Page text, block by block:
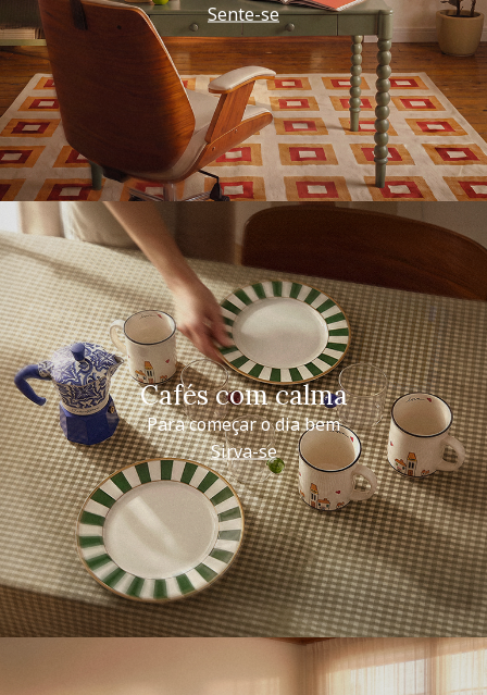
Sente-se
Cafés com calma
Para começar o dia bem
Sirva-se